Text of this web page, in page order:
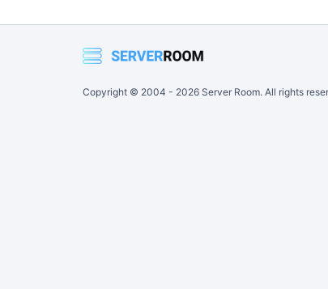
Copyright © 2004 - 2026 Server Room. All rights